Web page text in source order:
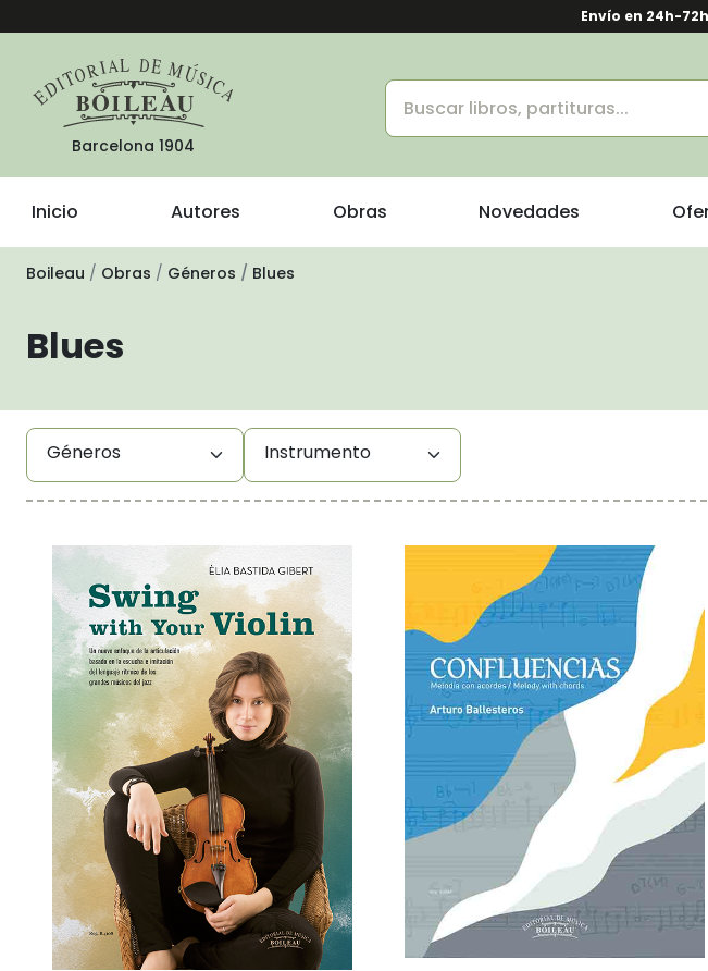
Envío en 24h-
Barcelona 1904
Inicio Autores Obras Novedades
Boileau Obras Géneros Blues
Blues
Géneros Instrumento